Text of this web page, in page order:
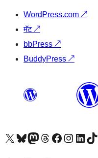
WordPress.com ↗
मॅट↗
bbPress ↗
BuddyPress ↗
आमच्या X (एक्स) (पूर्वीचे ट्विटर) खात्याला भेट द्या आमच्या ब्लूस्की खात्याला भेट द्या.आमच्या Mastodon खात्याला भेट द्या.आमच्या थ्रेड्स खात्याला भेट द्या. आमच्या फेसबुक पेजला भेट द्या आमच्या इंस्टाग्राम खात्याला भेट द्या आमच्या लिंक्डइन खात्याला भेट द्या आमच्या टिकटॉक अकाउंटला भेट द्या.